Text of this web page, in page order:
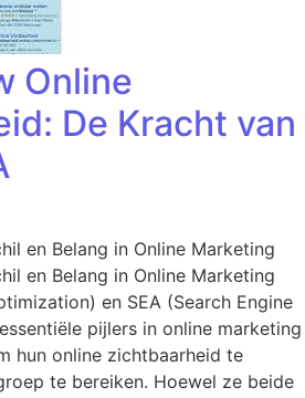
Online
De Kracht van
en Belang in Online Marketing
en Belang in Online Marketing
en SEA (Search Engine
pijlers in online marketing
hun online zichtbaarheid te
te bereiken. Hoewel ze beide